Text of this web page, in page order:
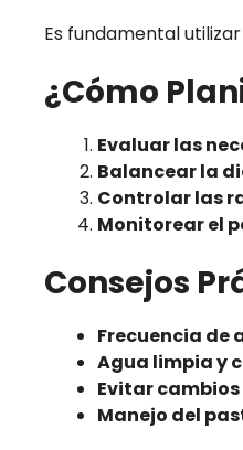
Es fundamental
¿Cómo
Evaluar las
Balancear la
Controlar las
Monitorear el
Consejos
Frecuencia de
Agua limpia y
Evitar
Manejo del